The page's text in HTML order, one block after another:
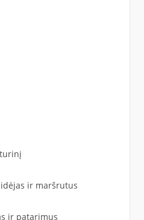
ir maršrutus
ir patarimus